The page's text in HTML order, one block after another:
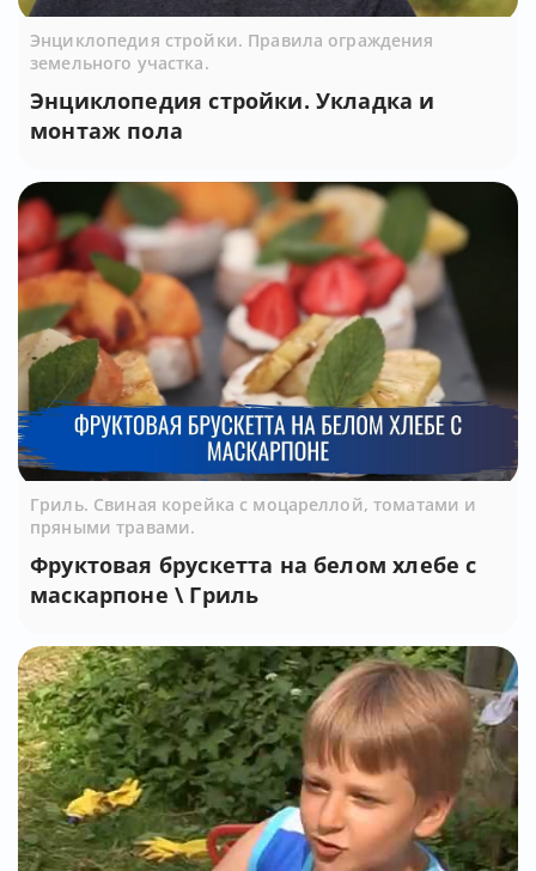
Энциклопедия стройки. Правила ограждения
земельного участка.
Энциклопедия стройки. Укладка и
монтаж пола
Гриль. Свиная корейка с моцареллой, томатами и
пряными травами.
Фруктовая брускетта на белом хлебе с
маскарпоне \ Гриль